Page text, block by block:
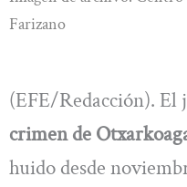
Farizano
(EFE/Redacción). El
crimen de
huido desde